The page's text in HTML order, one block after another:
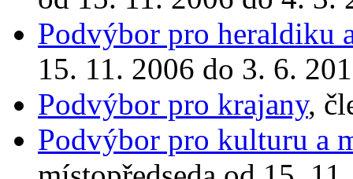
Podvýbor pro heraldiku
15. 11. 2006 do 3. 6.
Podvýbor pro krajany,
Podvýbor pro kulturu a